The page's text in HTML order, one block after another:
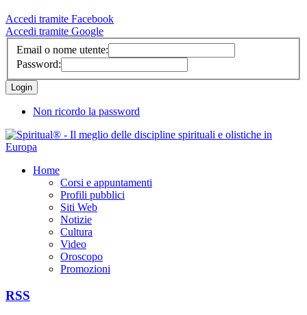
Accedi tramite Facebook
Accedi tramite Google
Email o nome utente:
Password:
Non ricordo la password
Home
Corsi e appuntamenti
Profili pubblici
Siti Web
Notizie
Cultura
Video
Oroscopo
Promozioni
RSS